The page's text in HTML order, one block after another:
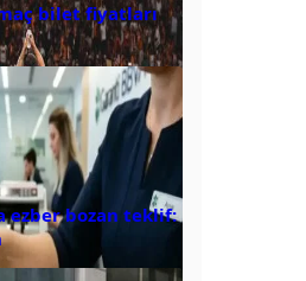
bilet fiyatları
ezber bozan teklif: